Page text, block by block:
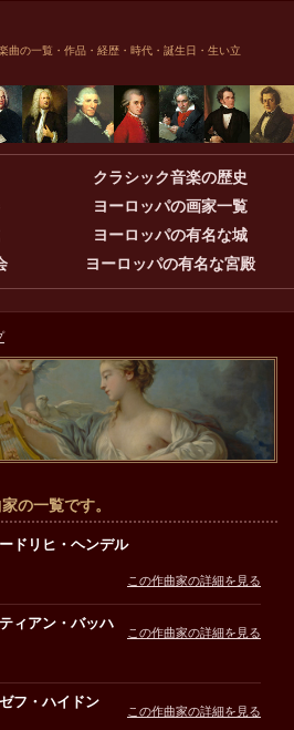
曲の一覧・作品・経歴・時代・誕生日・生い立
クラシック音楽の歴史
ヨーロッパの画家一覧
ヨーロッパの有名な城
ヨーロッパの有名な宮殿
の一覧です。
ドリヒ・ヘンデル
この作曲家の詳細を見る
ィアン・バッハ
この作曲家の詳細を見る
フ・ハイドン
この作曲家の詳細を見る